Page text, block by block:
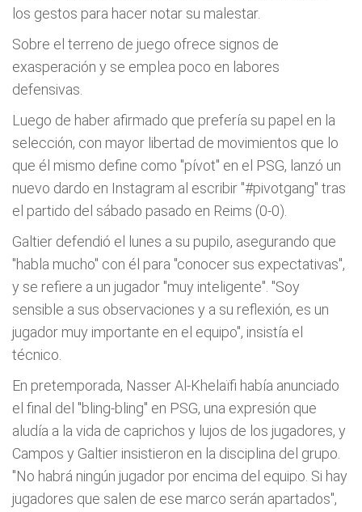
los gestos para hacer notar su malestar.
Sobre el terreno de juego ofrece signos de
exasperación y se emplea poco en labores
defensivas.
Luego de haber afirmado que prefería su papel en la
selección, con mayor libertad de movimientos que lo
que él mismo define como "pívot" en el PSG, lanzó un
nuevo dardo en Instagram al escribir "#pivotgang" tras
el partido del sábado pasado en Reims (0-0).
Galtier defendió el lunes a su pupilo, asegurando que
"habla mucho" con él para "conocer sus expectativas",
y se refiere a un jugador "muy inteligente". "Soy
sensible a sus observaciones y a su reflexión, es un
jugador muy importante en el equipo", insistía el
técnico.
En pretemporada, Nasser Al-Khelaïfi había anunciado
el final del "bling-bling" en PSG, una expresión que
aludía a la vida de caprichos y lujos de los jugadores, y
Campos y Galtier insistieron en la disciplina del grupo.
"No habrá ningún jugador por encima del equipo. Si hay
jugadores que salen de ese marco serán apartados",